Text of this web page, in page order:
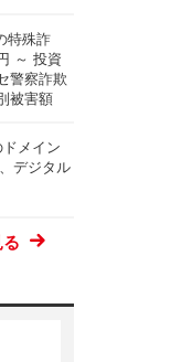
特殊詐
～ 投資
警察詐欺
被害額
メイン
デジタル